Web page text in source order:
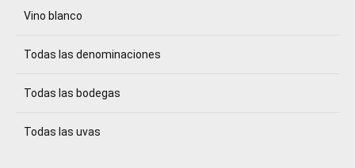
Vino blanco
Todas las denominaciones
Todas las bodegas
Todas las uvas